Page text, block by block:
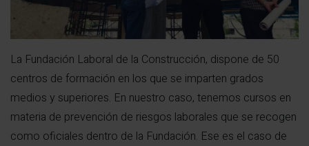
La Fundación Laboral de la Construcción, dispone de 50
centros de formación en los que se imparten grados
medios y superiores. En nuestro caso, tenemos cursos en
materia de prevención de riesgos laborales que se recogen
como oficiales dentro de la Fundación. Ese es el caso de